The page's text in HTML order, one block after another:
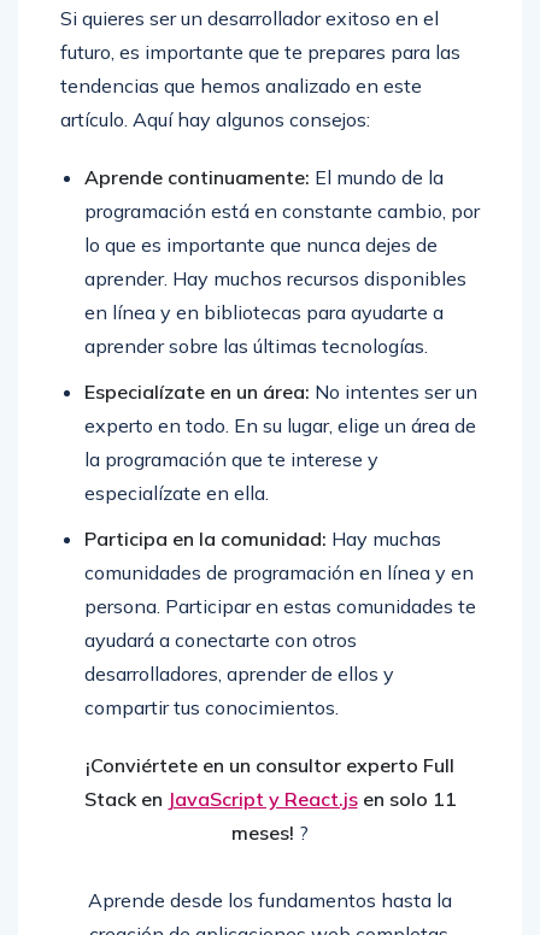
Si quieres ser un desarrollador exitoso en el
futuro, es importante que te prepares para las
tendencias que hemos analizado en este
artículo. Aquí hay algunos consejos:
Aprende continuamente: El mundo de la
programación está en constante cambio, por
lo que es importante que nunca dejes de
aprender. Hay muchos recursos disponibles
en línea y en bibliotecas para ayudarte a
aprender sobre las últimas tecnologías.
Especialízate en un área: No intentes ser un
experto en todo. En su lugar, elige un área de
la programación que te interese y
especialízate en ella.
Participa en la comunidad: Hay muchas
comunidades de programación en línea y en
persona. Participar en estas comunidades te
ayudará a conectarte con otros
desarrolladores, aprender de ellos y
compartir tus conocimientos.
¡Conviértete en un consultor experto Full
Stack en JavaScript y React.js en solo 11
meses! ?
Aprende desde los fundamentos hasta la